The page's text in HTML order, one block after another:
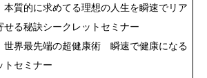
本質的に求めてる理想の人生を瞬速でリア
せる秘訣シークレットセミナー
世界最先端の超健康術 瞬速で健康になる
トセミナー